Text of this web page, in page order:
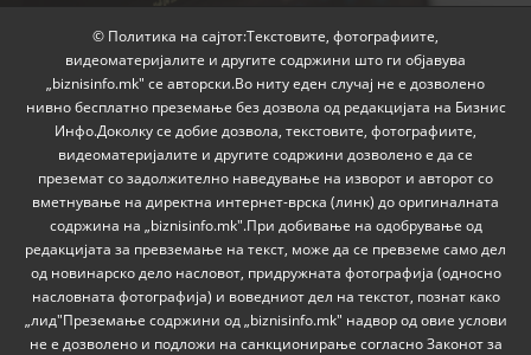
© Политика на сајтот:Текстовите, фотографиите,
видеоматеријалите и другите содржини што ги објавува
„biznisinfo.mk" се авторски.Во ниту еден случај не е дозволено
нивно бесплатно преземање без дозвола од редакцијата на Бизнис
Инфо.Доколку се добие дозвола, текстовите, фотографиите,
видеоматеријалите и другите содржини дозволено е да се
преземат со задолжително наведување на изворот и авторот со
вметнување на директна интернет-врска (линк) до оригиналната
содржина на „biznisinfo.mk".При добивање на одобрување од
редакцијата за превземање на текст, може да се превземе само дел
од новинарско дело насловот, придружната фотографија (односно
насловната фотографија) и воведниот дел на текстот, познат како
„лид"Преземање содржини од „biznisinfo.mk" надвор од овие услови
не е дозволено и подложи на санкционирање согласно Законот за